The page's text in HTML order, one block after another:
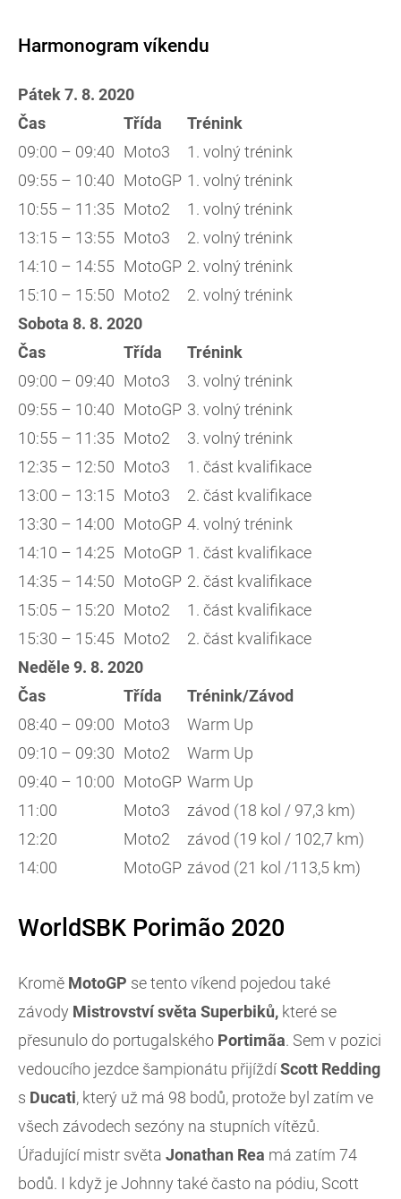
Harmonogram víkendu
Pátek 7. 8. 2020
Čas
Třída
Trénink
09:00 – 09:40 Moto3
1. volný trénink
09:55 – 10:40 MotoGP 1. volný trénink
10:55 – 11:35 Moto2
1. volný trénink
13:15 – 13:55 Moto3
2. volný trénink
14:10 – 14:55 MotoGP 2. volný trénink
15:10 – 15:50 Moto2
2. volný trénink
Sobota 8. 8. 2020
Čas
Třída
Trénink
09:00 – 09:40 Moto3
3. volný trénink
09:55 – 10:40 MotoGP 3. volný trénink
10:55 – 11:35 Moto2
3. volný trénink
12:35 – 12:50 Moto3
1. část kvalifikace
13:00 – 13:15 Moto3
2. část kvalifikace
13:30 – 14:00 MotoGP 4. volný trénink
14:10 – 14:25 MotoGP 1. část kvalifikace
14:35 – 14:50 MotoGP 2. část kvalifikace
15:05 – 15:20 Moto2
1. část kvalifikace
15:30 – 15:45 Moto2
2. část kvalifikace
Neděle 9. 8. 2020
Čas
Třída
Trénink/Závod
08:40 – 09:00 Moto3
Warm Up
09:10 – 09:30 Moto2
Warm Up
09:40 – 10:00 MotoGP Warm Up
11:00
Moto3
závod (18 kol / 97,3 km)
12:20
Moto2
závod (19 kol / 102,7 km)
14:00
MotoGP závod (21 kol /113,5 km)
WorldSBK Porimão 2020
Kromě MotoGP se tento víkend pojedou také
závody Mistrovství světa Superbiků, které se
přesunulo do portugalského Portimãa. Sem v pozici
vedoucího jezdce šampionátu přijíždíScott Redding
s Ducati, který už má 98 bodů, protože byl zatím ve
všech závodech sezóny na stupních vítězů.
Úřadující mistr světa Jonathan Rea má zatím 74
bodů. I když je Johnny také často na pódiu, Scott